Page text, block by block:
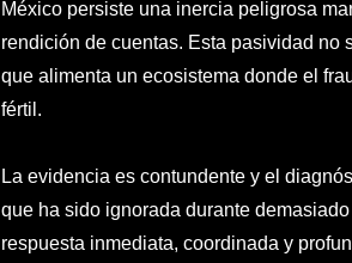
México persiste una inercia peligrosa
rendición de cuentas. Esta pasividad no
que alimenta un ecosistema donde el
fértil.
La evidencia es contundente y el
que ha sido ignorada durante
respuesta inmediata, coordinada y